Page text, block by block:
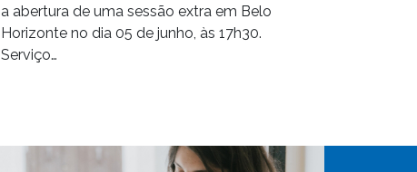
a abertura de uma sessão extra em Belo
Horizonte no dia 05 de junho, às 17h30.
Serviço…